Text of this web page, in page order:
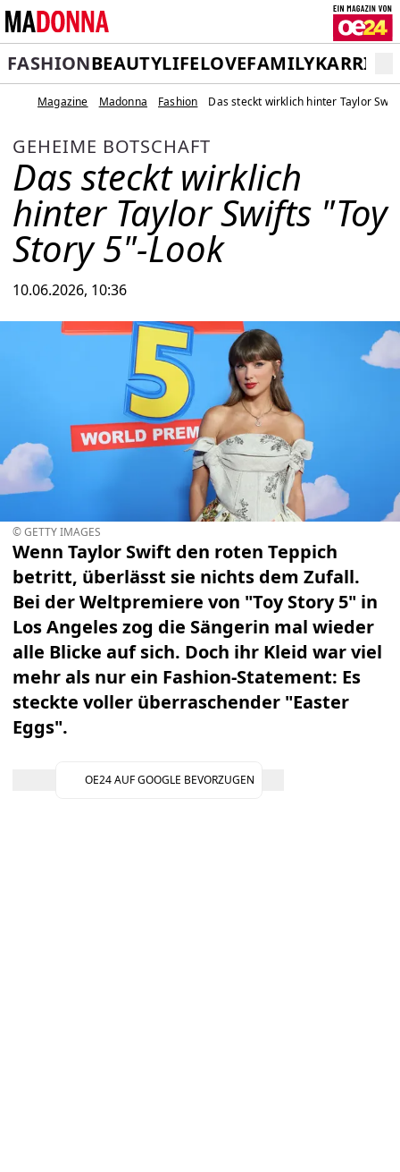
FASHIONBEAUTYLIFELOVEFAMILY
Magazine Madonna Fashion Das steckt wirklich hinter Taylor
GEHEIME BOTSCHAFT
Das steckt wirklich
hinter Taylor Swifts "Toy
Story 5"-Look
10.06.2026, 10:36
© GETTY IMAGES
Wenn Taylor Swift den roten Teppich
betritt, überlässt sie nichts dem Zufall.
Bei der Weltpremiere von "Toy Story 5" in
Los Angeles zog die Sängerin mal wieder
alle Blicke auf sich. Doch ihr Kleid war viel
mehr als nur ein Fashion-Statement: Es
steckte voller überraschender "Easter
Eggs".
OE24 AUF GOOGLE BEVORZUGEN